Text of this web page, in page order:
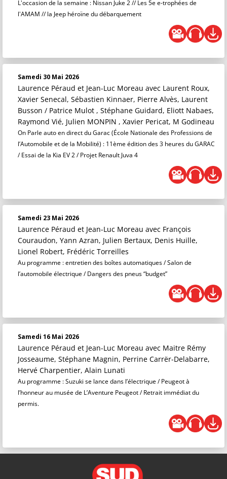
L'occasion de la semaine : Nissan Juke 2 // Les 5e e-trophées de
l'AMAM // la Jeep héroïne du débarquement
Samedi 30 Mai 2026
Laurence Péraud et Jean-Luc Moreau avec Laurent Roux,
Xavier Senecal, Sébastien Kinnaer, Pierre Alvès, Laurent
Busson / Patrice Mulot , Stéphane Guidard, Eliott Nabaes,
Raymond Vié, Julien MONPIN , Xavier Pericat, M Godineau
On Parle auto en direct du Garac (École Nationale des Professions de
l’Automobile et de la Mobilité) : 11ème édition des 3 heures du GARAC
/ Essai de la Kia EV 2 / Projet Renault Juva 4
Samedi 23 Mai 2026
Laurence Péraud et Jean-Luc Moreau avec François
Couraudon, Yann Azran, Julien Bertaux, Denis Huille,
Lionel Robert, Frédéric Torreilles
Au programme : entretien des boîtes automatiques / Salon de
l’automobile électrique / Dangers des pneus “budget”
Samedi 16 Mai 2026
Laurence Péraud et Jean-Luc Moreau avec Maitre Rémy
Josseaume, Stéphane Magnin, Perrine Carrër-Delabarre,
Hervé Charpentier, Alain Lunati
Au programme : Suzuki se lance dans l’électrique / Peugeot à
l’honneur au musée de L’Aventure Peugeot / Retrait immédiat du
permis.